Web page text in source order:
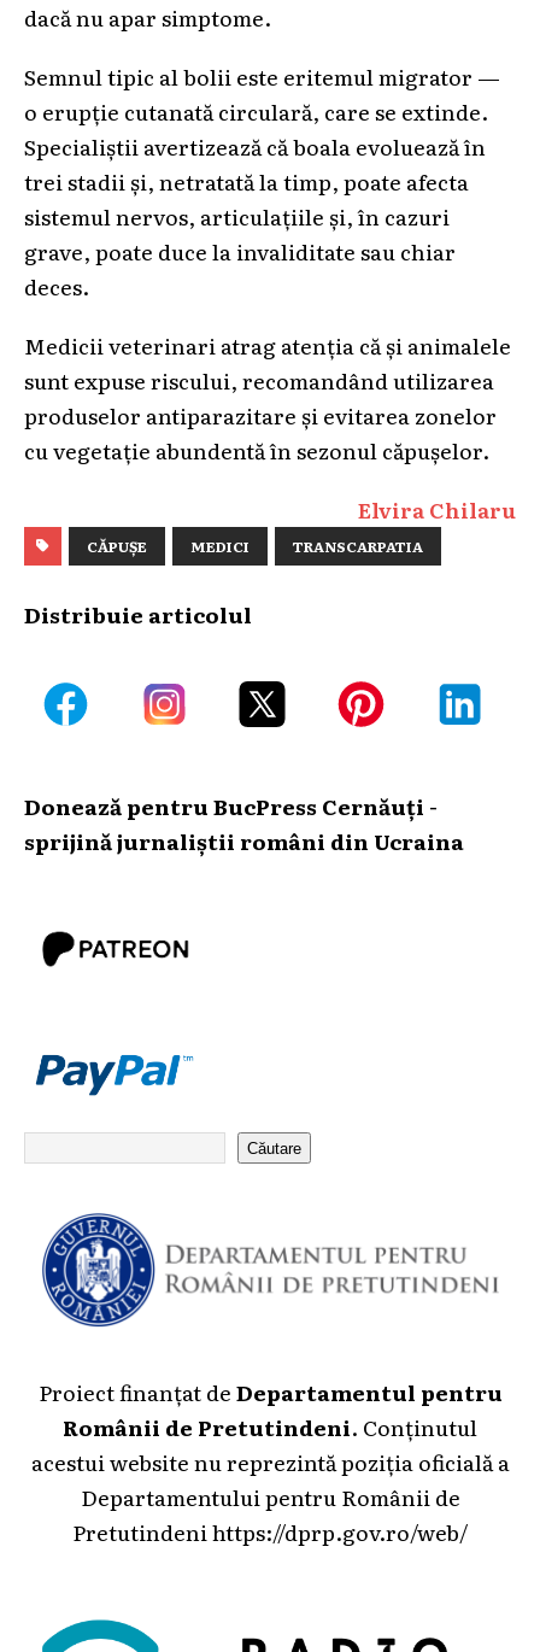
dacă nu apar simptome.
Semnul tipic al bolii este eritemul migrator —
o erupție cutanată circulară, care se extinde.
Specialiștii avertizează că boala evoluează în
trei stadii și, netratată la timp, poate afecta
sistemul nervos, articulațiile și, în cazuri
grave, poate duce la invaliditate sau chiar
deces.
Medicii veterinari atrag atenția că și animalele
sunt expuse riscului, recomandând utilizarea
produselor antiparazitare și evitarea zonelor
cu vegetație abundentă în sezonul căpușelor.
Elvira Chilaru
CĂPUȘE MEDICI TRANSCARPATIA
Distribuie articolul
Donează pentru BucPress Cernăuți -
sprijină jurnaliștii români din Ucraina
Căutare
Proiect finanțat deDepartamentul pentru
Românii de Pretutindeni. Conținutul
acestui website nu reprezintă poziția oficială a
Departamentului pentru Românii de
Pretutindenihttps://dprp.gov.ro/web/